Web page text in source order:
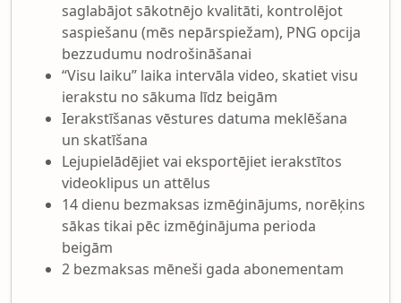
saglabājot sākotnējo kvalitāti, kontrolējot
saspiešanu (mēs nepārspiežam), PNG opcija
bezzudumu nodrošināšanai
“Visu laiku” laika intervāla video, skatiet visu
ierakstu no sākuma līdz beigām
Ierakstīšanas vēstures datuma meklēšana
un skatīšana
Lejupielādējiet vai eksportējiet ierakstītos
videoklipus un attēlus
14 dienu bezmaksas izmēģinājums, norēķins
sākas tikai pēc izmēģinājuma perioda
beigām
2 bezmaksas mēneši gada abonementam